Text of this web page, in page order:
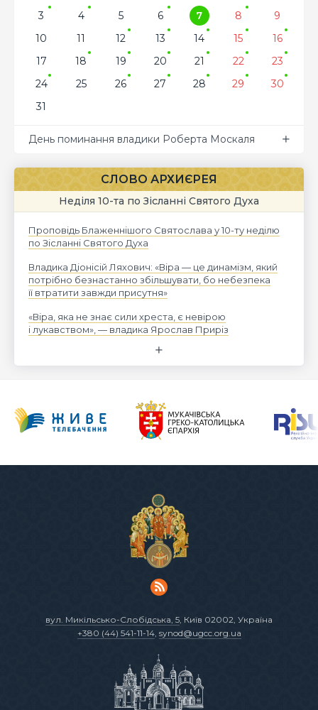
3
4 5 6 7 8
9
10
11 12 13 14 15
16
17
18 19 20 21 22
23
24
25 26 27 28 29
30
31
День поминання владики Роберта Москаля
СЛОВО АРХИЄРЕЯ
Неділя 10-та по Зісланні Святого Духа
Проповідь Блаженнішого Святослава у 10-ту неділю
по Зісланні Святого Духа
Владика Діонісій Ляхович: «Віра — це динамізм, який
потрібно безнастанно збільшувати, бо небезпека
її втратити завжди присутня»
«Віра, яка не знає сили хреста, є невірою
і лукавством», — владика Ярослав Приріз
вул. Микільсько-Слобідська, 5, Київ 02002, Україна
+380 (44) 541-11-14, synod@ugcc.org.ua